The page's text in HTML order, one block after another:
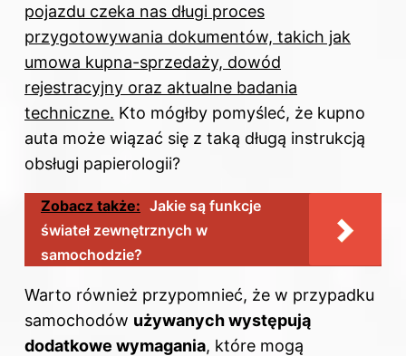
pojazdu czeka nas długi proces
przygotowywania dokumentów, takich jak
umowa kupna-sprzedaży, dowód
rejestracyjny oraz aktualne badania
techniczne. Kto mógłby pomyśleć, że kupno
auta może wiązać się z taką długą instrukcją
obsługi papierologii?
Zobacz także: Jakie są funkcje
świateł zewnętrznych w
samochodzie?
Warto również przypomnieć, że w przypadku
samochodów używanych występują
dodatkowe wymagania, które mogą